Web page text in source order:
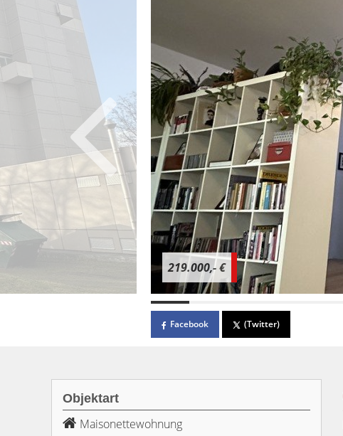
219.000,- €
Facebook (Twitter)
Objektart
Maisonettewohnung